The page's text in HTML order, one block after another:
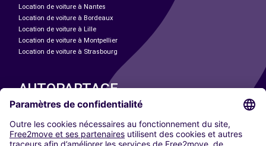
Location de voiture à Nantes
Location de voiture à Bordeaux
Location de voiture à Lille
Location de voiture à Montpellier
Location de voiture à Strasbourg
AUTOPARTAGE
Paris
Madrid